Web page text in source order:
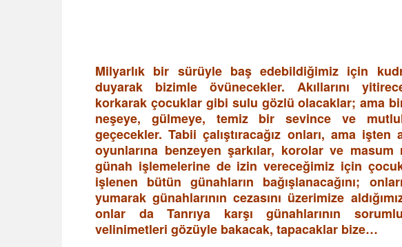
Milyarlık bir sürüyle baş edebildiğimiz için
duyarak bizimle övünecekler. Akıllarını
korkarak çocuklar gibi sulu gözlü olacaklar; ama
neşeye, gülmeye, temiz bir sevince ve
geçecekler. Tabii çalıştıracağız onları, ama işten
oyunlarına benzeyen şarkılar, korolar ve masum
günah işlemelerine de izin vereceğimiz için
işlenen bütün günahların bağışlanacağını;
yumarak günahlarının cezasını üzerimize
onlar da Tanrıya karşı günahlarının
velinimetleri gözüyle bakacak, tapacaklar bize…